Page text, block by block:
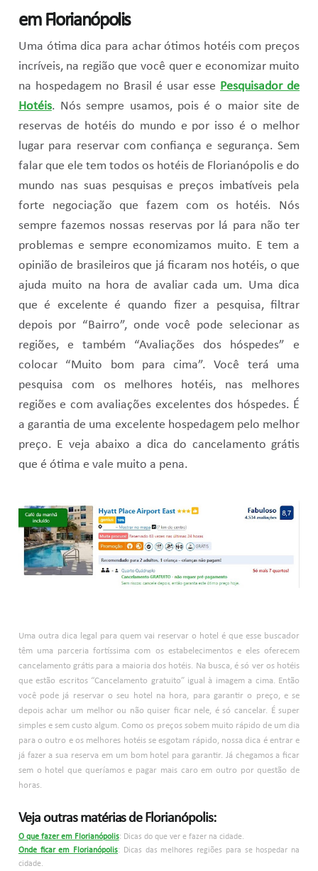
em Florianópolis
Uma ótima dica para achar ótimos hotéis com preços
incríveis, na região que você quer e economizar muito
na hospedagem no Brasil é usar esse Pesquisador de
Hotéis. Nós sempre usamos, pois é o maior site de
reservas de hotéis do mundo e por isso é o melhor
lugar para reservar com confiança e segurança. Sem
falar que ele tem todos os hotéis de Florianópolis e do
mundo nas suas pesquisas e preços imbatíveis pela
forte negociação que fazem com os hotéis. Nós
sempre fazemos nossas reservas por lá para não ter
problemas e sempre economizamos muito. E tem a
opinião de brasileiros que já ficaram nos hotéis, o que
ajuda muito na hora de avaliar cada um. Uma dica
que é excelente é quando fizer a pesquisa, filtrar
depois por “Bairro”, onde você pode selecionar as
regiões, e também “Avaliações dos hóspedes” e
colocar “Muito bom para cima”. Você terá uma
pesquisa com os melhores hotéis, nas melhores
regiões e com avaliações excelentes dos hóspedes. É
a garantia de uma excelente hospedagem pelo melhor
preço. E veja abaixo a dica do cancelamento grátis
que é ótima e vale muito a pena.
Uma outra dica legal para quem vai reservar o hotel é que esse buscador
têm uma parceria fortíssima com os estabelecimentos e eles oferecem
cancelamento grátis para a maioria dos hotéis. Na busca, é só ver os hotéis
que estão escritos “Cancelamento gratuito” igual à imagem a cima. Então
você pode já reservar o seu hotel na hora, para garantir o preço, e se
depois achar um melhor ou não quiser ficar nele, é só cancelar. É super
simples e sem custo algum. Como os preços sobem muito rápido de um dia
para o outro e os melhores hotéis se esgotam rápido, nossa dica é entrar e
já fazer a sua reserva em um bom hotel para garantir. Já chegamos a ficar
sem o hotel que queríamos e pagar mais caro em outro por questão de
horas.
Veja outras matérias de Florianópolis:
O que fazer em Florianópolis: Dicas do que ver e fazer na cidade.
Onde ficar em Florianópolis: Dicas das melhores regiões para se hospedar na
cidade.